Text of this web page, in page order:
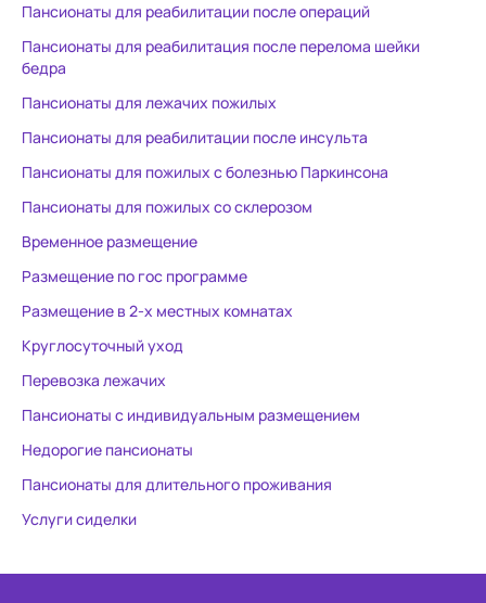
Пансионаты для реабилитации после операций
Пансионаты для реабилитация после перелома шейки
бедра
Пансионаты для лежачих пожилых
Пансионаты для реабилитации после инсульта
Пансионаты для пожилых с болезнью Паркинсона
Пансионаты для пожилых со склерозом
Временное размещение
Размещение по гос программе
Размещение в 2-х местных комнатах
Круглосуточный уход
Перевозка лежачих
Пансионаты с индивидуальным размещением
Недорогие пансионаты
Пансионаты для длительного проживания
Услуги сиделки